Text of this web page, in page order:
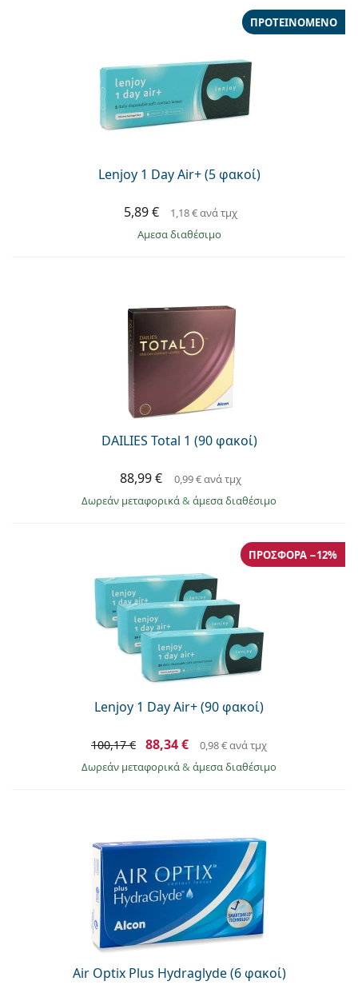
Lenjoy 1 Day Air+ (5 φακοί)
ΠΡΟΤΕΙΝΌΜΕΝΟ
5,89 € 1,18 €ανά τμχ
άμεσα διαθέσιμο
DAILIES Total 1 (90 φακοί)
88,99 € 0,99 €ανά τμχ
Δωρεάν μεταφορικά& άμεσα διαθέσιμο
Lenjoy 1 Day Air+ (90 φακοί)
ΠΡΟΣΦΟΡΆ −12%
100,17 € 88,34 € 0,98 €ανά τμχ
Δωρεάν μεταφορικά& άμεσα διαθέσιμο
Air Optix Plus Hydraglyde (6 φακοί)